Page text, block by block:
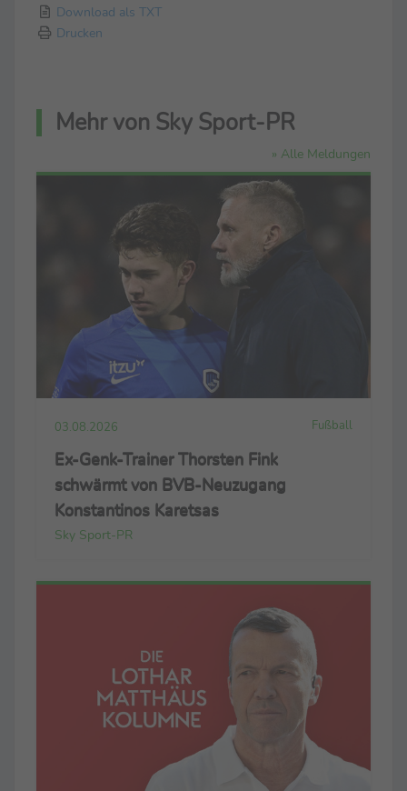
Download als TXT
Drucken
Mehr von Sky Sport-PR
» Alle Meldungen
03.08.2026 Fußball
Ex-Genk-Trainer Thorsten Fink
schwärmt von BVB-Neuzugang
Konstantinos Karetsas
Sky Sport-PR